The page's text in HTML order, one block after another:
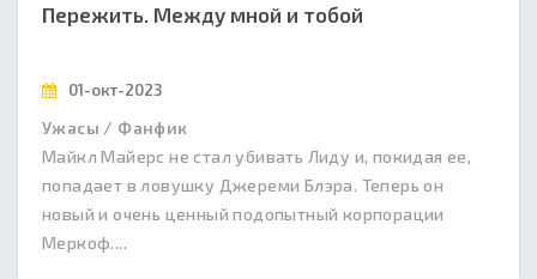
Пережить. Между мной и тобой
01-окт-2023
Ужасы / Фанфик
Майкл Майерс не стал убивать Лиду и, покидая ее,
попадает в ловушку Джереми Блэра. Теперь он
новый и очень ценный подопытный корпорации
Меркоф....